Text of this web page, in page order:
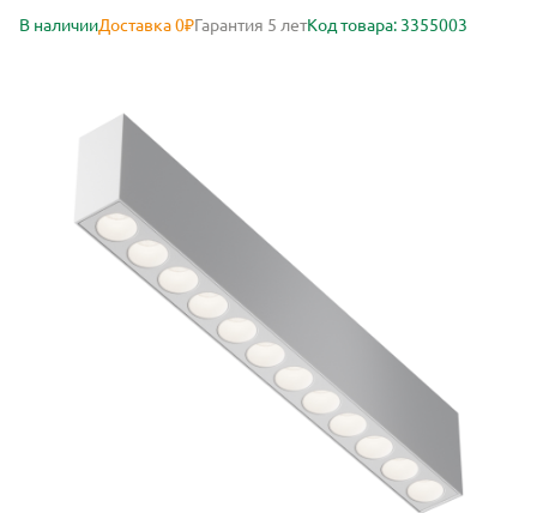
В наличииДоставка 0₽Гарантия 5 летКод товара: 3355003